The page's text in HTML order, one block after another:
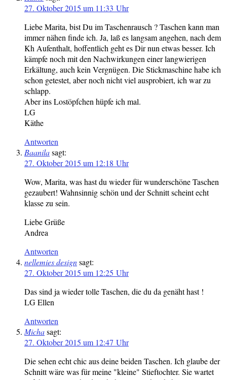
27. Oktober 2015 um 11:33 Uhr
Liebe Marita, bist Du im Taschenrausch ? Taschen kann man
immer nähen finde ich. Ja, laß es langsam angehen, nach dem
Kh Aufenthalt, hoffentlich geht es Dir nun etwas besser. Ich
kämpfe noch mit den Nachwirkungen einer langwierigen
Erkältung, auch kein Vergnügen. Die Stickmaschine habe ich
schon getestet, aber noch nicht viel ausprobiert, ich war zu
schlapp.
Aber ins Lostöpfchen hüpfe ich mal.
LG
Käthe
Antworten
Baanilasagt:
27. Oktober 2015 um 12:18 Uhr
Wow, Marita, was hast du wieder für wunderschöne Taschen
gezaubert! Wahnsinnig schön und der Schnitt scheint echt
klasse zu sein.
Liebe Grüße
Andrea
Antworten
nellemies designsagt:
27. Oktober 2015 um 12:25 Uhr
Das sind ja wieder tolle Taschen, die du da genäht hast !
LG Ellen
Antworten
Michasagt:
27. Oktober 2015 um 12:47 Uhr
Die sehen echt chic aus deine beiden Taschen. Ich glaube der
Schnitt wäre was für meine "kleine" Stieftochter. Sie wartet